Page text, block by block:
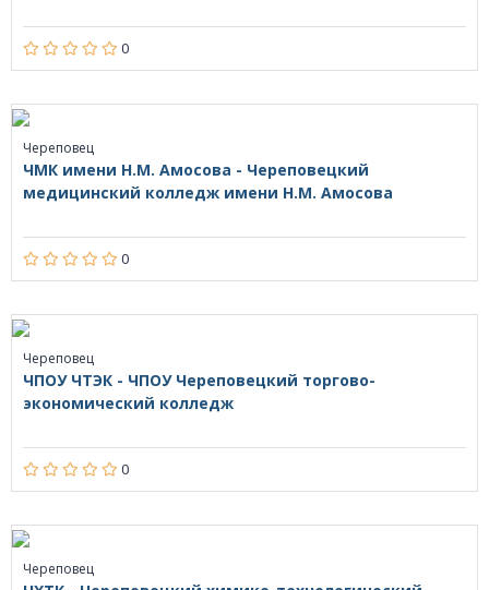
0
Череповец
ЧМК имени Н.М. Амосова - Череповецкий
медицинский колледж имени Н.М. Амосова
0
Череповец
ЧПОУ ЧТЭК - ЧПОУ Череповецкий торгово-
экономический колледж
0
Череповец